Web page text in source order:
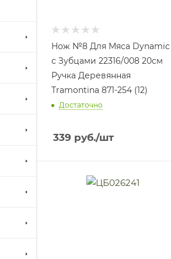
Нож №8 Для Мяса Dynamic
с Зубцами 22316/008 20см
Ручка Деревянная
Tramontina 871-254 (12)
Достаточно
339 руб./шт